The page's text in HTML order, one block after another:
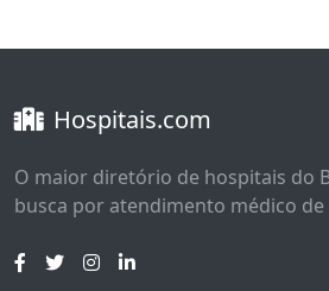
Hospitais.com
O maior diretório de hospitais do
busca por atendimento médico de